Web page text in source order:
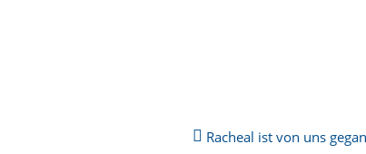
NextRacheal ist von uns